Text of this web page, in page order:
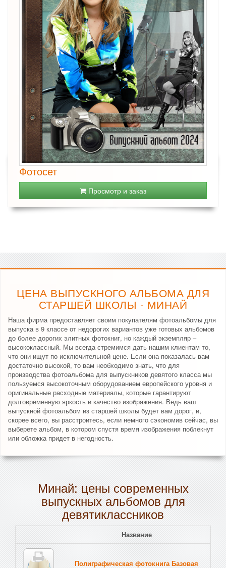
Фотосет
Просмотр и заказ
ЦЕНА ВЫПУСКНОГО АЛЬБОМА ДЛЯ
СТАРШЕЙ ШКОЛЫ - МИНАЙ
Наша фирма предоставляет своим покупателям фотоальбомы для
выпуска в 9 классе от недорогих вариантов уже готовых альбомов
до более дорогих элитных фотокниг, но каждый экземпляр –
высококлассный. Мы всегда стремимся дать нашим клиентам то,
что они ищут по исключительной цене. Если она показалась вам
достаточно высокой, то вам необходимо знать, что для
производства фотоальбома для выпускников девятого класса мы
пользуемся высокоточным оборудованием европейского уровня и
оригинальные расходные материалы, которые гарантируют
долговременную яркость и качество изображения. Ведь ваш
выпускной фотоальбом из старшей школы будет вам дорог, и,
скорее всего, вы расстроитесь, если немного сэкономив сейчас, вы
выберете альбом, в котором спустя время изображения поблекнут
или обложка придет в негодность.
Минай: цены современных
выпускных альбомов для
девятиклассников
Название
Полиграфическая фотокнига Базовая